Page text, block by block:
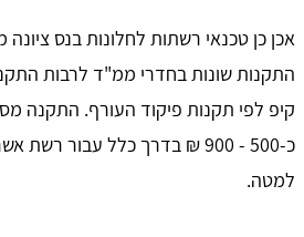
אכן כן טכנאי רשתות לחלונות בנס
התקנות שונות בחדרי ממ"ד לרבות
קיפ לפי תקנות פיקוד העורף. התקנה
כ-500 - 900 ₪ בדרך כלל עבור
למטה.